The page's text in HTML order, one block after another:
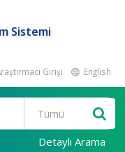
Sistemi
Girişi English
Detaylı Arama